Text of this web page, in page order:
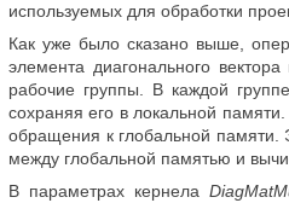
используемых для обработки
Как уже было сказано выше,
элемента диагонального
рабочие группы. В каждой
сохраняя его в локальной
обращения к глобальной памяти.
между глобальной памятью и
В параметрах кернела